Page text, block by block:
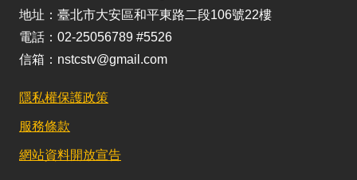
地址：臺北市大安區和平東路二段106號22樓
電話：02-25056789 #5526
信箱：nstcstv@gmail.com
隱私權保護政策
服務條款
網站資料開放宣告